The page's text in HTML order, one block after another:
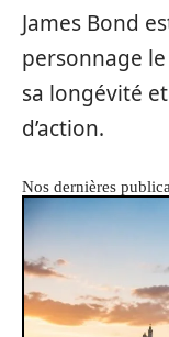
James Bond
personnage
sa longévité
d’action.
Nos dernières